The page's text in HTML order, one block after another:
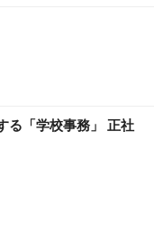
る「学校事務」 正社